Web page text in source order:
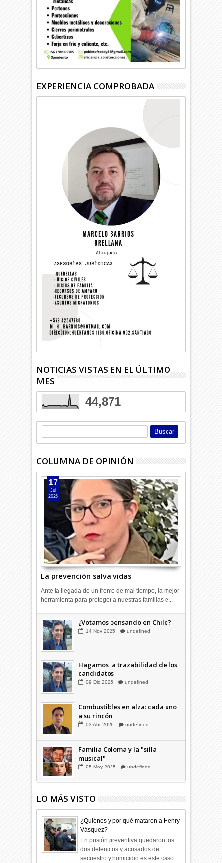
EXPERIENCIA COMPROBADA
NOTICIAS VISTAS EN EL ÚLTIMO
MES
44,871
COLUMNA DE OPINIÓN
La prevención salva vidas
17
Jul
2026
Ante la llegada de un frente de mal tiempo, la mejor
herramienta para proteger a nuestras familias e...
¿Votamos pensando en Chile?
14 Nov 2025 undefined
Hagamos la trazabilidad de los
candidatos
09 Dic 2025 undefined
Combustibles en alza: cada uno
a su rincón
03 Abr 2026 undefined
Familia Coloma y la "silla
musical"
05 May 2025 undefined
LO MÁS VISTO
¿Quiénes y por qué mataron a Henry
Vásquez?
En prisión preventiva quedaron los
dos detenidos y acusados de
secuestro y homicidio es este caso